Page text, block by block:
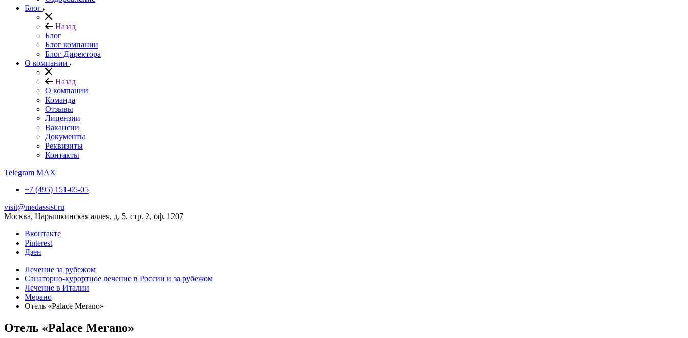
Блог
Назад
Блог
Блог компании
Блог Директора
О компании
Назад
О компании
Команда
Отзывы
Лицензии
Вакансии
Документы
Реквизиты
Контакты
Telegram MAX
+7 (495) 151-05-05
visit@medassist.ru
Москва, Нарышкинская аллея, д. 5, стр. 2, оф. 1207
Вконтакте
Pinterest
Дзен
Лечение за рубежом
Санаторно-курортное лечение в России и за рубежом
Лечение в Италии
Мерано
Отель «Palace Merano»
Отель «Palace Merano»